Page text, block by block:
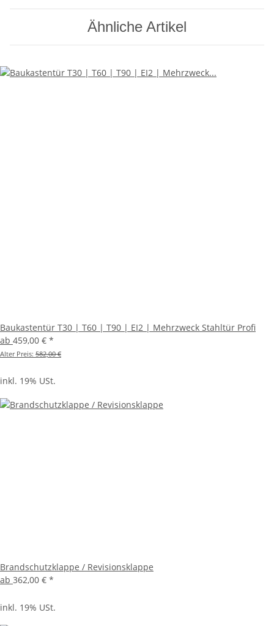
Ähnliche Artikel
Baukastentür T30 | T60 | T90 | EI2 | Mehrzweck Stahltür Profi
ab 459,00 € *
Alter Preis: 582,00 €
inkl. 19% USt.
Brandschutzklappe / Revisionsklappe
ab 362,00 € *
inkl. 19% USt.